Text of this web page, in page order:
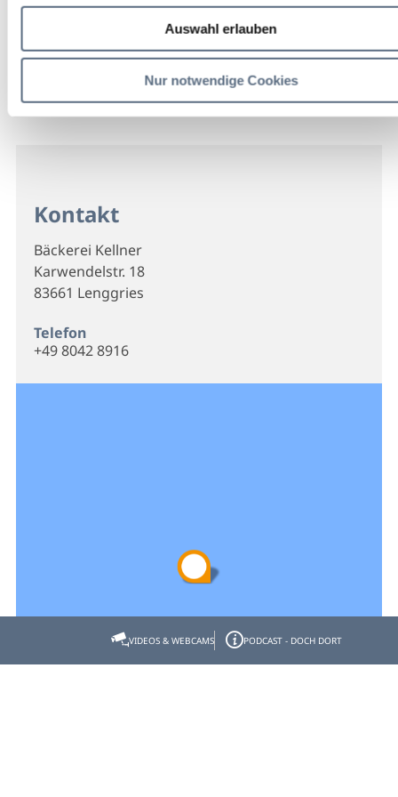
Auswahl erlauben
Nur notwendige Cookies
Kontakt
Bäckerei Kellner
Karwendelstr. 18
83661 Lenggries
Telefon
+49 8042 8916
VIDEOS & WEBCAMS PODCAST - DOCH DORT